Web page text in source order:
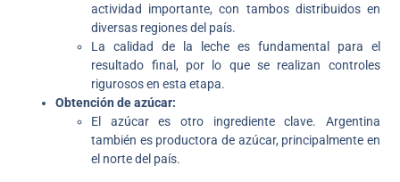
actividad importante, con tambos distribuidos en
diversas regiones del país.
La calidad de la leche es fundamental para el
resultado final, por lo que se realizan controles
rigurosos en esta etapa.
Obtención de azúcar:
El azúcar es otro ingrediente clave. Argentina
también es productora de azúcar, principalmente en
el norte del país.